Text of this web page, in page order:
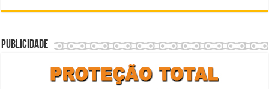
Publicidade